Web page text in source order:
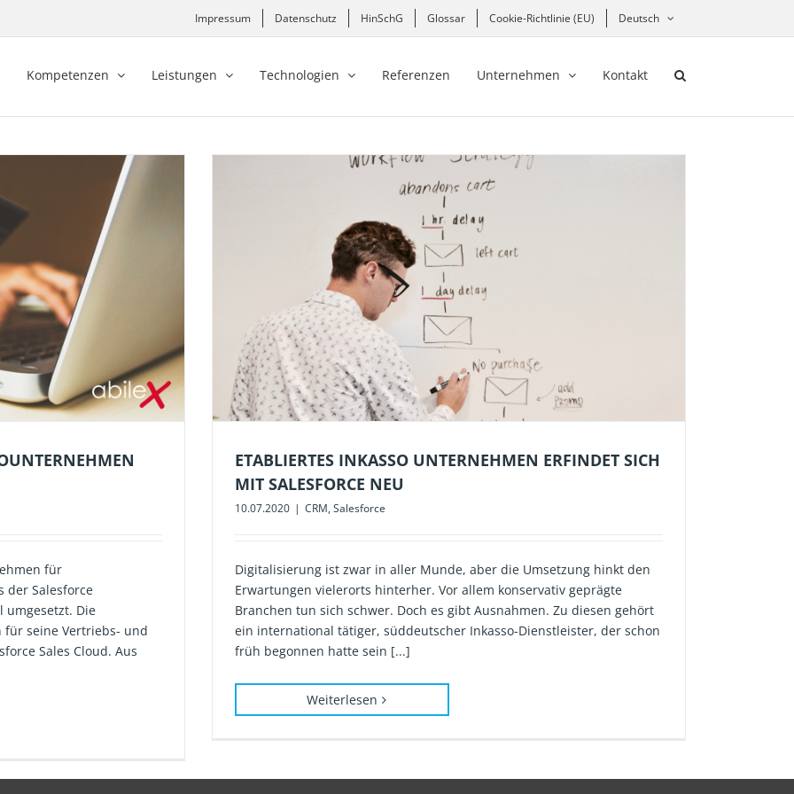
Impressum Datenschutz HinSchG Glossar Cookie-Richtlinie (EU) Deutsch
Kompetenzen Leistungen Technologien Referenzen Unternehmen Kontakt
für
der Salesforce
umgesetzt. Die
seine Vertriebs- und
Sales Cloud. Aus
ERFINDET SICH MIT
NEU
ETABLIERTES INKASSO UNTERNEHMEN ERFINDET SICH
MIT SALESFORCE NEU
10.07.2020 | CRM, Salesforce
Digitalisierung ist zwar in aller Munde, aber die Umsetzung hinkt den
Erwartungen vielerorts hinterher. Vor allem konservativ geprägte
Branchen tun sich schwer. Doch es gibt Ausnahmen. Zu diesen gehört
ein international tätiger, süddeutscher Inkasso-Dienstleister, der schon
früh begonnen hatte sein [...]
Weiterlesen